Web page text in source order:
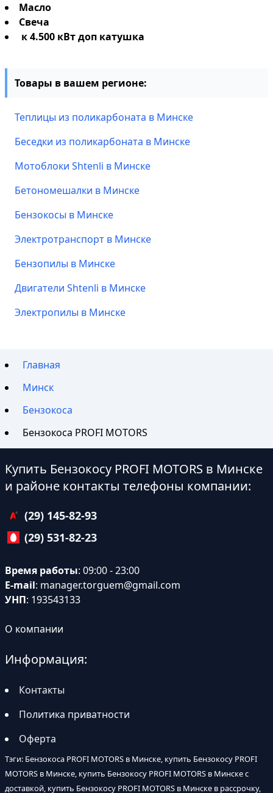
Масло
Свеча
к 4.500 кВт доп катушка
Товары в вашем регионе:
Теплицы из поликарбоната в Минске
Беседки из поликарбоната в Минске
Мотоблоки Shtenli в Минске
Бетономешалки в Минске
Бензокосы в Минске
Электротранспорт в Минске
Бензопилы в Минске
Двигатели Shtenli в Минске
Электропилы в Минске
Главная
Минск
Бензокоса
Бензокоса PROFI MOTORS
Купить Бензокосу PROFI MOTORS в Минске
и районе контакты телефоны компании:
(29) 145-82-93
(29) 531-82-23
Время работы: 09:00 - 23:00
E-mail: manager.torguem@gmail.com
УНП: 193543133
О компании
Информация:
Контакты
Политика приватности
Оферта
Тэги: Бензокоса PROFI MOTORS в Минске, купить Бензокосу PROFI
MOTORS в Минске, купить Бензокосу PROFI MOTORS в Минске с
доставкой, купить Бензокосу PROFI MOTORS в Минске в рассрочку,